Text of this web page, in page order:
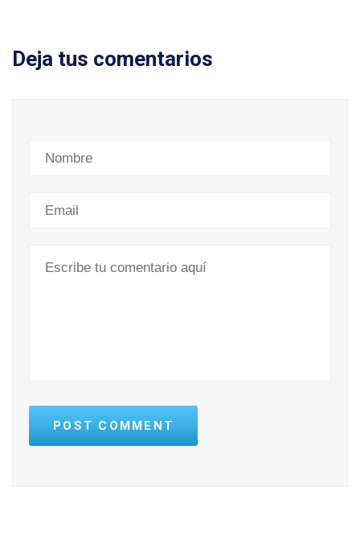
Deja tus comentarios
POST COMMENT